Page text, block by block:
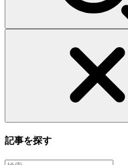
記事を探す